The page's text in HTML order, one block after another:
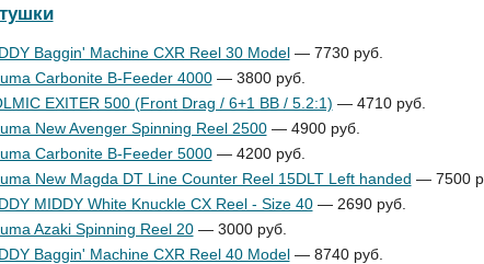
Baggin' Machine CXR Reel 30 Model— 7730 руб.
Carbonite B-Feeder 4000— 3800 руб.
EXITER 500 (Front Drag / 6+1 BB / 5.2:1) — 4710 руб.
New Avenger Spinning Reel 2500— 4900 руб.
Carbonite B-Feeder 5000— 4200 руб.
New Magda DT Line Counter Reel 15DLT Left handed — 7500
MIDDY White Knuckle CX Reel - Size 40— 2690 руб.
Azaki Spinning Reel 20— 3000 руб.
Baggin' Machine CXR Reel 40 Model— 8740 руб.